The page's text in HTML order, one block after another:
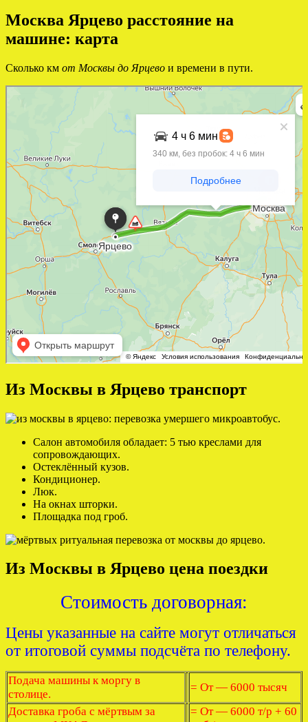
Москва Ярцево расстояние на
машине: карта
Сколько км от Москвы до Ярцево и времени в пути.
Яндекс Карты
Из Москвы в Ярцево транспорт
Салон автомобиля обладает: 5 тью креслами для
сопровождающих.
Остеклённый кузов.
Кондиционер.
Люк.
На окнах шторки.
Площадка под гроб.
Из Москвы в Ярцево цена поездки
Стоимость договорная:
Цены указанные на сайте могут отличаться
от итоговой суммы подсчёта по телефону.
Подача машины к моргу в
столице.
= От — 6000 тысяч
Доставка гроба с мёртвым за
= От — 6000 т/р + 60